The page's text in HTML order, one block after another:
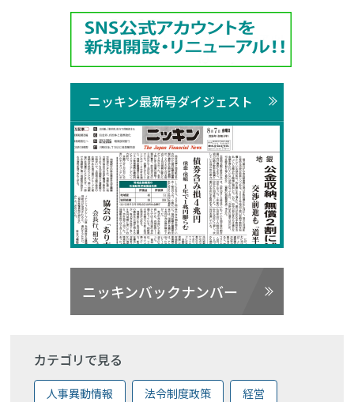
ニッキン最新号ダイジェスト
ニッキンバックナンバー
カテゴリで見る
人事異動情報 法令制度政策 経営